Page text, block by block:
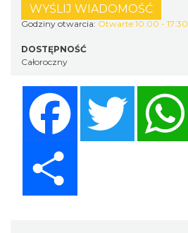
WYŚLIJ WIADOMOŚĆ
Godziny otwarcia: Otwarte 10:00 - 17:30
DOSTĘPNOŚĆ
Całoroczny
Twitter